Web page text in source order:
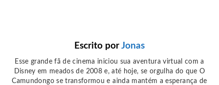
Escrito por Jonas
Esse grande fã de cinema iniciou sua aventura virtual com a
Disney em meados de 2008 e, até hoje, se orgulha do que O
Camundongo se transformou e ainda mantém a esperança de